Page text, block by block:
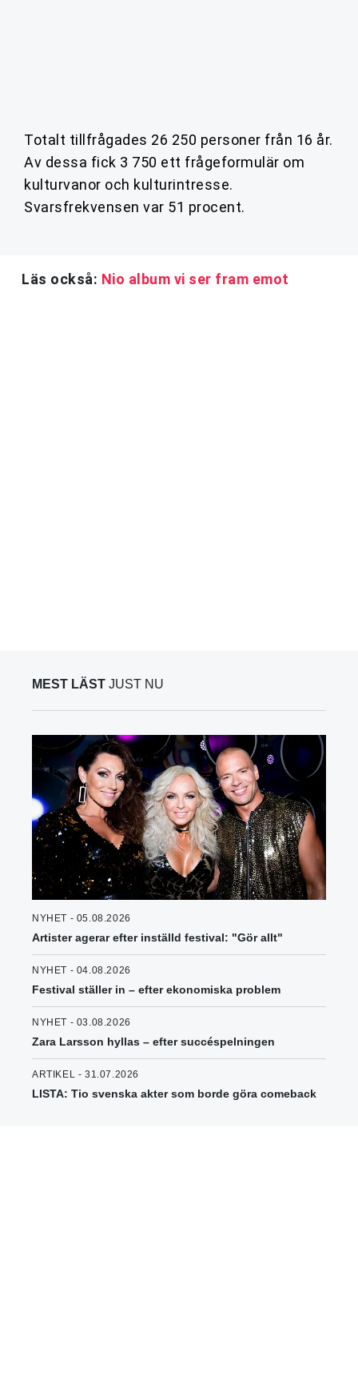
Totalt tillfrågades 26 250 personer från 16 år.
Av dessa fick 3 750 ett frågeformulär om
kulturvanor och kulturintresse.
Svarsfrekvensen var 51 procent.
Läs också: Nio album vi ser fram emot
MEST LÄST JUST NU
NYHET - 05.08.2026
Artister agerar efter inställd festival: "Gör allt"
NYHET - 04.08.2026
Festival ställer in – efter ekonomiska problem
NYHET - 03.08.2026
Zara Larsson hyllas – efter succéspelningen
ARTIKEL - 31.07.2026
LISTA: Tio svenska akter som borde göra comeback